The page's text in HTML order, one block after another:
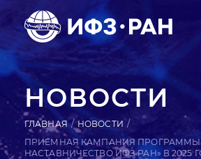
НОВОСТИ
ГЛАВНАЯ
НОВОСТИ
ПРИЕМНАЯ КАМПАНИЯ ПРОГРАММЫ
НАСТАВНИЧЕСТВО ИФЗ РАН» В 2025